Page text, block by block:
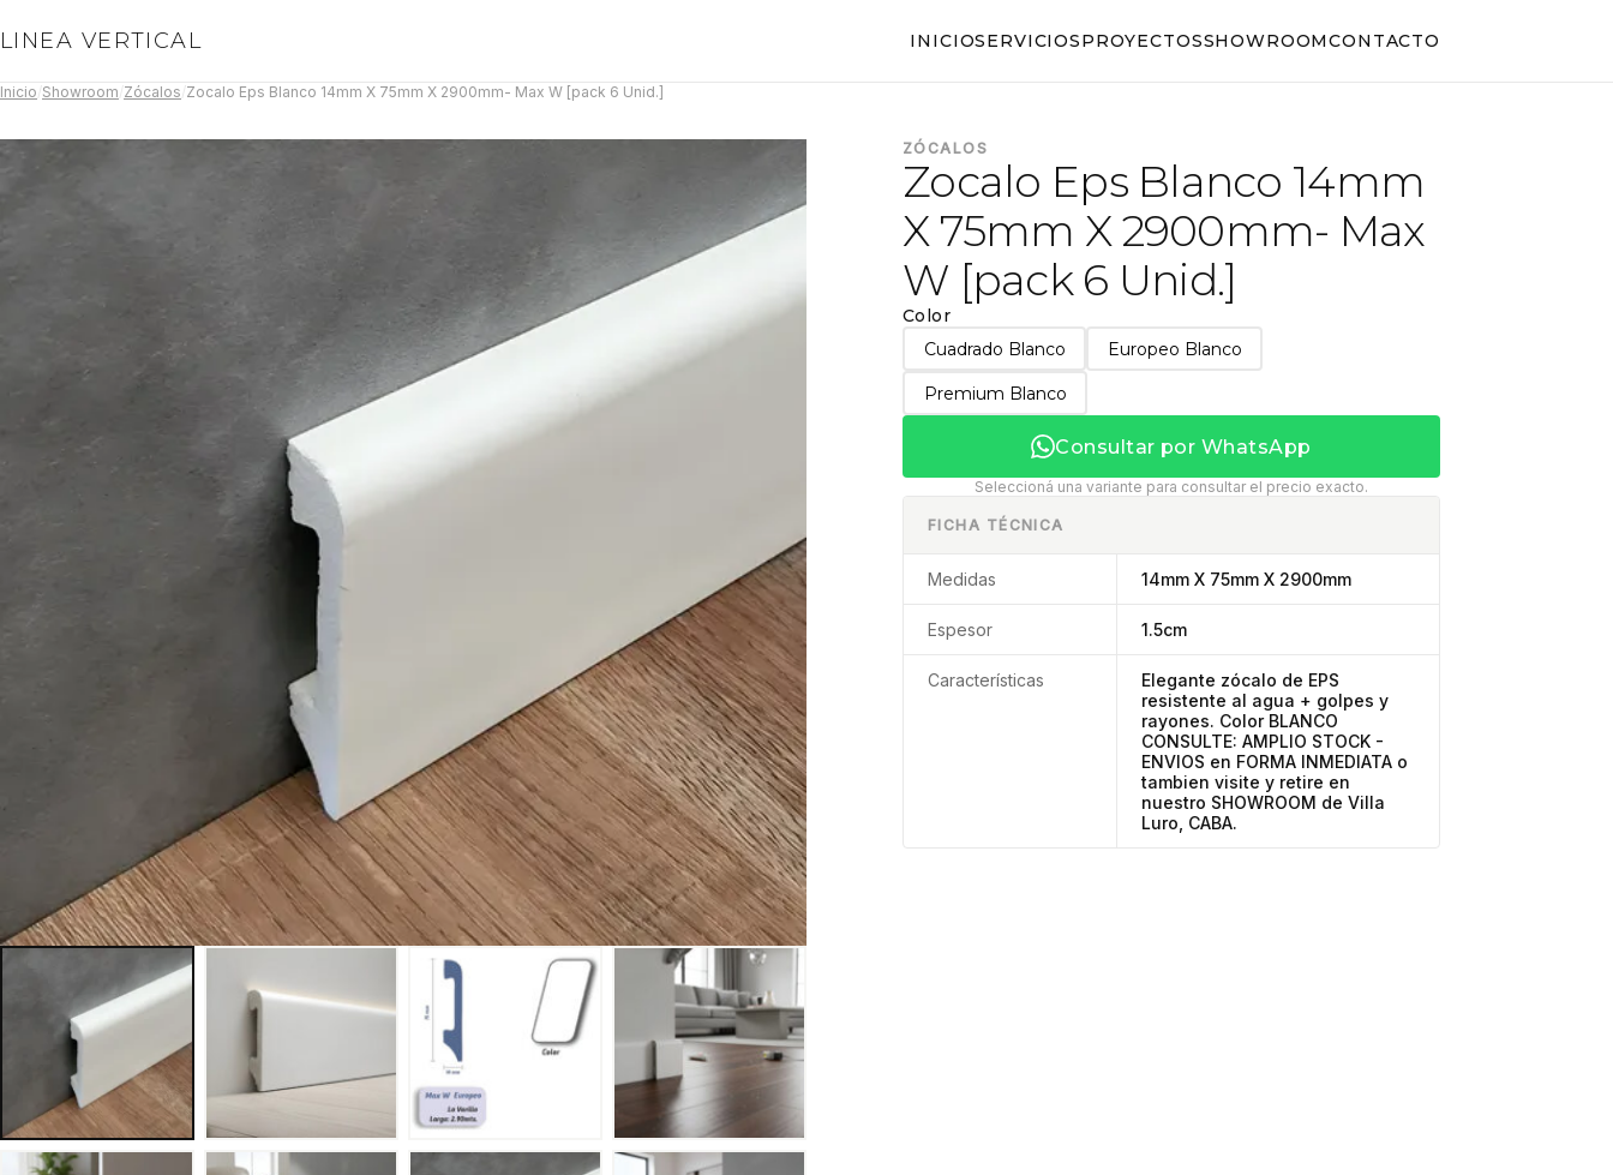
LINEA VERTICAL INICIOSERVICIOSPROYECTOSSHOWROOMCONTACTO
Inicio Showroom Zócalos Zocalo Eps Blanco 14mm X 75mm X 2900mm- Max W [pack 6 Unid.]
ZÓCALOS
Zocalo Eps Blanco 14mm
X 75mm X 2900mm- Max
W [pack 6 Unid.]
Color
Cuadrado Blanco
Europeo Blanco
Premium Blanco
Consultar por WhatsApp
Seleccioná una variante para consultar el precio exacto.
FICHA TÉCNICA
Medidas 14mm X 75mm X 2900mm
Espesor 1.5cm
Características
Elegante zócalo de EPS
resistente al agua + golpes y
rayones. Color BLANCO
CONSULTE: AMPLIO STOCK -
ENVIOS en FORMA INMEDIATA o
tambien visite y retire en
nuestro SHOWROOM de Villa
Luro, CABA.